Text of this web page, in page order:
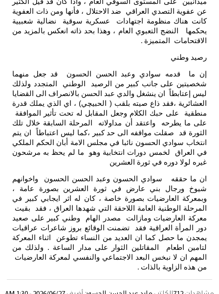
عن عفوية التصدي العراقي ضد الاحتلال ، فأنها ومن ذات العفوية
كانت هناك منظومة اجتهادات عسكرية سوقية نضالية شعبيية
يحكمها النضج التعبوي العام ، وهذا بحد ذاته انعكس بالمزيد من
الاقتحامات المتميزة .
رصيد وطني
إن ما قدمه سوادي وعبد الحسن الحسون قد جعل منهما
شخصيتين على جانب كبير من الرصيد الوطني المتجدد ولذلك
ليس إعتابطاً ان ينشغل والدي عبد الحسن بالانصراف الى القضايا
العشائرية ،فقد ذاع صيته بلقب ( الحبيچي) ، اي الذي يملك قدرة
منطقية على حبك الكلام وجعل المقابل له تحت تأثير الموافقة
على ما يطرحه واعتقد أن مداولاته المرحلة السابقة خلال تلك
الثورة قد صقلت مواقفه الى حد كبير ،كما ليس اعتباطاً ان يتم
انتخاب سوادي الحسون نائبا في مجلس الامة أبان الحكم الملكي
في العراق لخمس دورات انتخابية وهو ما لم يحظ به مرشحون
غيره لولا دوره في ثورة العشرين
ان ما حققه سوادي الحسون وعبد الحسن الحسون واخوانهم
شيوخ ورجال بني عارض في ثورة العشرين بصورة عامة ،
وبمعركة العارضيات بصورة خاصة ، كان له اثر ايجابي كبير في
المرحلة الوطنية العامة اللاحقة التي شهدها العراق ، فقد بقيت
معركة العارضيات ومازالت مصدر الهام وطني كبير على صعيد
دور المرأة العراقية فقد تضمنت الوقائع بروز شاعرات عراقيات
يمجدن ما حصل كما ان العديد من النساء تطوعن اثناء المعركة
لتامين اطعام المقاتلين الثوار على مدار الساعة . ولذلك من
المهم ان لا نبخس البعد الاجتماعي والنفسي لمعركة العارضيات
من هذه الزاوية بالذات .